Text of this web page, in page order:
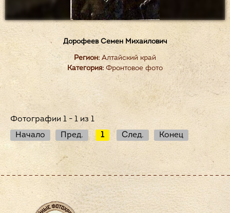
Дорофеев Семен Михайлович
Регион: Алтайский край
Категория: Фронтовое фото
Фотографии 1 - 1 из 1
Начало
Пред. 1 След. Конец